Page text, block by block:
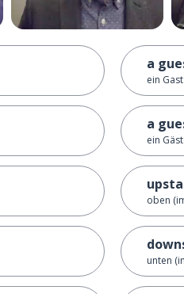
a
ein Gast
a
ein
oben
unten